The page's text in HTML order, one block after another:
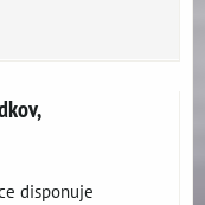
disponuje